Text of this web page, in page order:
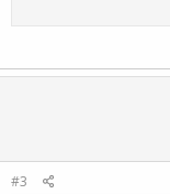
#3